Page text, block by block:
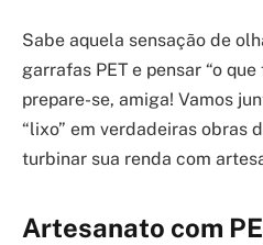
Sabe aquela sensação de
garrafas PET e pensar “o
prepare-se, amiga! Vamos
“lixo” em verdadeiras obras
turbinar sua renda com
Artesanato com